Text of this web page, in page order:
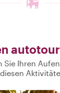
Sie Ihren
diesen